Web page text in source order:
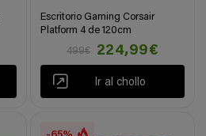
Escritorio Gaming Corsair
Platform 4 de 120cm
499€
224,99€
Ir al chollo